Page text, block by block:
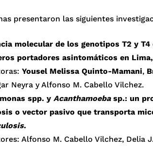
presentaron las siguientes
molecular de los genotipos T2 y T4
portadores asintomáticos en
Yousel Melissa Quinto-Mamani,
Neyra y Alfonso M. Cabello Vilchez.
spp. y Acanthamoebasp.: un
o vector pasivo que transporta
.
Alfonso M. Cabello Vilchez, Delia